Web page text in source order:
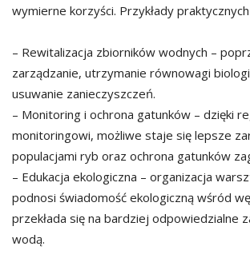
wymierne korzyści. Przykłady
– Rewitalizacja zbiorników wodnych –
zarządzanie, utrzymanie równowagi
usuwanie zanieczyszczeń.
– Monitoring i ochrona gatunków – dzięki
monitoringowi, możliwe staje się lepsze
populacjami ryb oraz ochrona gatunków
– Edukacja ekologiczna – organizacja
podnosi świadomość ekologiczną wśród
przekłada się na bardziej odpowiedzialne
wodą.